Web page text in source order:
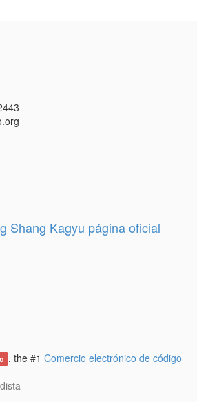
Shang Kagyu página oficial
, the #1 Comercio electrónico de código